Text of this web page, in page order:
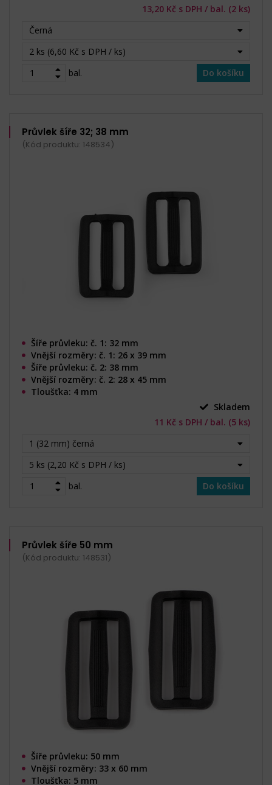
13,20 Kč s DPH / bal. (2 ks)
Černá
2 ks (6,60 Kč s DPH / ks)
bal.
Do košíku
Průvlek šíře 32; 38 mm
(Kód produktu: 148534)
Šíře průvleku: č. 1: 32 mm
Vnější rozměry: č. 1: 26 x 39 mm
Šíře průvleku: č. 2: 38 mm
Vnější rozměry: č. 2: 28 x 45 mm
Tloušťka: 4 mm
Skladem
11 Kč s DPH / bal. (5 ks)
1 (32 mm) černá
5 ks (2,20 Kč s DPH / ks)
bal.
Do košíku
Průvlek šíře 50 mm
(Kód produktu: 148531)
Šíře průvleku: 50 mm
Vnější rozměry: 33 x 60 mm
Tloušťka: 5 mm